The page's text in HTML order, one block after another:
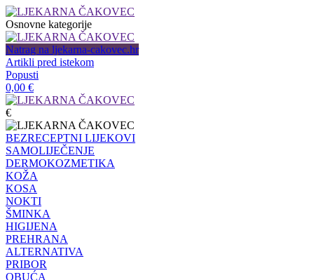
Osnovne kategorije
Natrag na ljekarna-cakovec.hr
Artikli pred istekom
Popusti
0,00 €
€
BEZRECEPTNI LIJEKOVI
SAMOLIJEČENJE
DERMOKOZMETIKA
KOŽA
KOSA
NOKTI
ŠMINKA
HIGIJENA
PREHRANA
ALTERNATIVA
PRIBOR
OBUĆA